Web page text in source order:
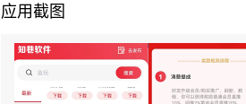
应用截图